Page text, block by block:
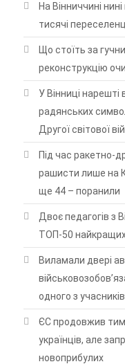
На Вінниччині
тисячі
Що стоїть за
реконструкцію
У Вінниці
радянських
Другої світової
Під час ракетно-
рашисти лише на
ще 44 – поранили
Двоє педагогів з
ТОП-50 найкращих
Виламали двері
одного з
ЄС продовжив
українців, але
новоприбулих